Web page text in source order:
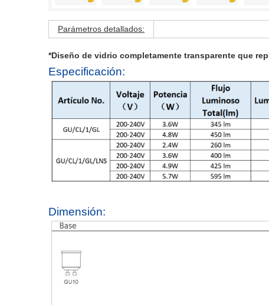
Parámetros detallados:
*Diseño de vidrio completamente transparente que
Especificación:
Dimensión: